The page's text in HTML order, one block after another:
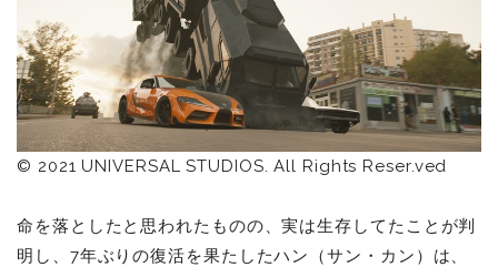
© 2021 UNIVERSAL STUDIOS. All Rights Reser.ved
命を落としたと思われたものの、実は生存してたことが判
明し、7年ぶりの復活を果たしたハン（サン・カン）は、